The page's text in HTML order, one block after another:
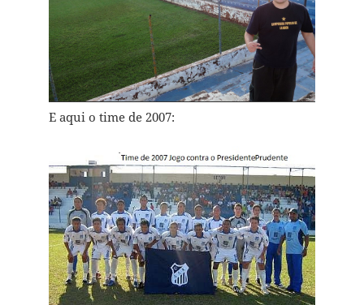
E aqui o time de 2007: